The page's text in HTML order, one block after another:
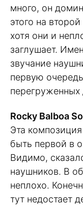
много, он
этого на
хотя они и
заглушает.
звучание
первую
перегруженных
Rocky Balboa
Эта
быть первой в
Видимо,
наушников. В
неплохо.
тут недостает